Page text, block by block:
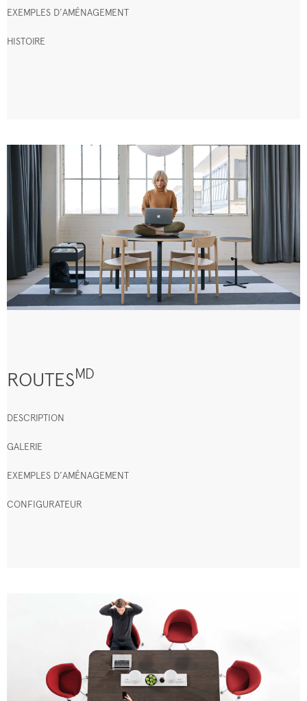
EXEMPLES D’AMÉNAGEMENT
HISTOIRE
ROUTESMD
DESCRIPTION
GALERIE
EXEMPLES D’AMÉNAGEMENT
CONFIGURATEUR